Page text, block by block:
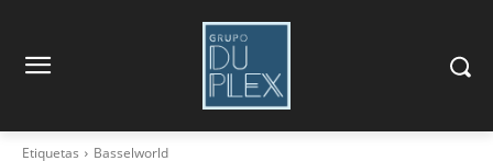
Etiquetas Basselworld